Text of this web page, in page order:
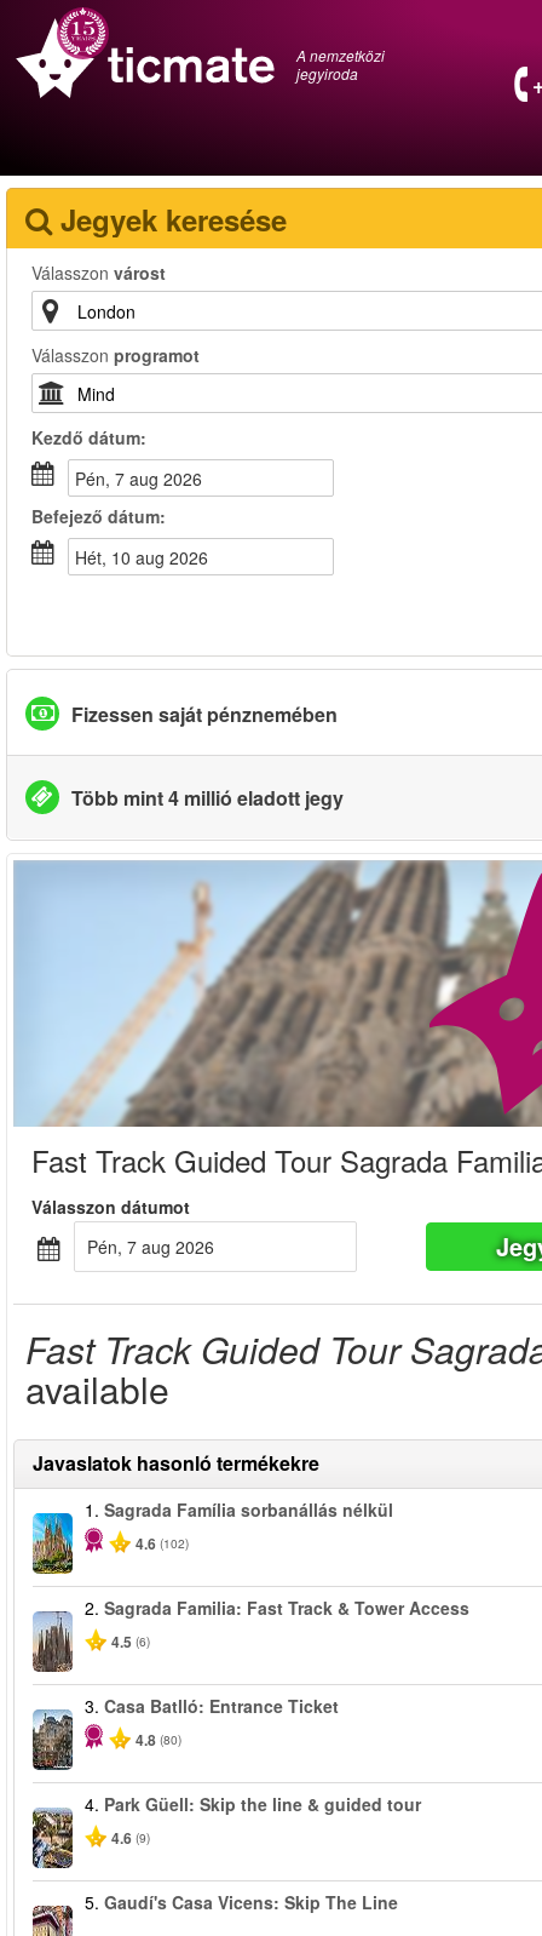
A nemzetközi
jegyiroda
Jegyek keresése
Válasszon várost
Válasszon programot
Kezdő dátum:
pén, 7 aug 2026
Befejező dátum:
hét, 10 aug 2026
Fizessen saját pénznemében
Több mint 4 millió eladott jegy
Fast Track Guided Tour Sagrada
Válasszon dátumot
pén, 7 aug 2026
Fast Track Guided Tour
available
Javaslatok hasonló termékekre
1. Sagrada Família sorbanállás nélkül
4.6 (102)
2. Sagrada Familia: Fast Track & Tower Access
4.5 (6)
3. Casa Batlló: Entrance Ticket
4.8 (80)
4. Park Güell: Skip the line & guided tour
4.6 (9)
5. Gaudí's Casa Vicens: Skip The Line